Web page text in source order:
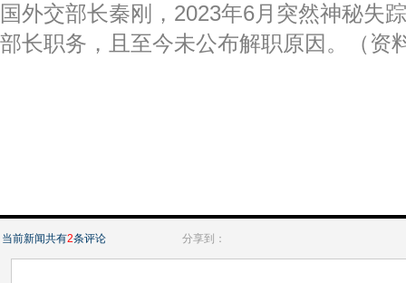
国外交部长秦刚，2023年6月突然神秘失
部长职务，且至今未公布解职原因。（资
当前新闻共有2条评论 分享到：